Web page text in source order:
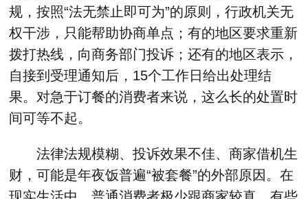
规，按照“法无禁止即可为”的原则，行政机关无
权干涉，只能帮助协商单点；有的地区要求重新
拨打热线，向商务部门投诉；还有的地区表示，
自接到受理通知后，15个工作日给出处理结
果。对急于订餐的消费者来说，这么长的处置时
间可等不起。
法律法规模糊、投诉效果不佳、商家借机生
财，可能是年夜饭普遍“被套餐”的外部原因。在